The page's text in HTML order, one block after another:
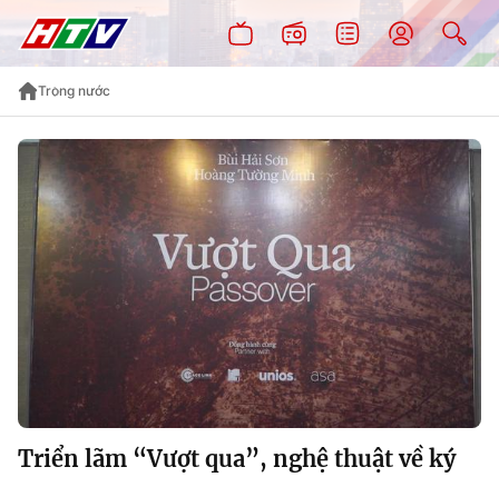
Trong nước
Triển lãm “Vượt qua”, nghệ thuật về ký